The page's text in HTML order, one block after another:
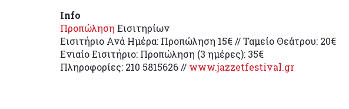
Info
Προπώληση Εισιτηρίων
Εισιτήριο Ανά Ημέρα: Προπώληση 15€ // Ταμείο Θεάτρου: 20€
Ενιαίο Εισιτήριο: Προπώληση (3 ημέρες): 35€
Πληροφορίες: 210 5815626 // www.jazzetfestival.gr